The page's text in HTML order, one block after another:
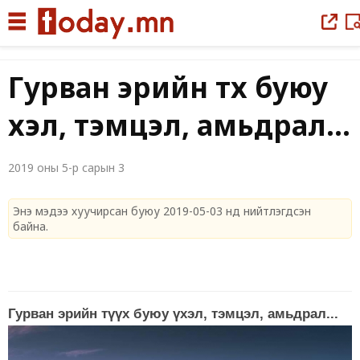
Гурван эрийн түүх буюу
үхэл, тэмцэл, амьдрал...
2019 оны 5-р сарын 3
Энэ мэдээ хуучирсан буюу 2019-05-03 нд нийтлэгдсэн
байна.
Гурван эрийн түүх буюу үхэл, тэмцэл, амьдрал...